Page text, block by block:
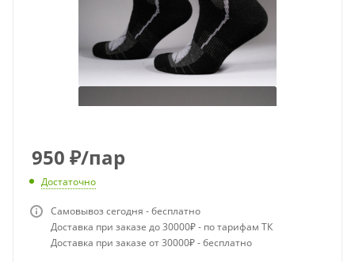
950 ₽/пар
Достаточно
Самовывоз сегодня - бесплатно
Доставка при заказе до 30000₽ - по тарифам ТК
Доставка при заказе от 30000₽ - бесплатно